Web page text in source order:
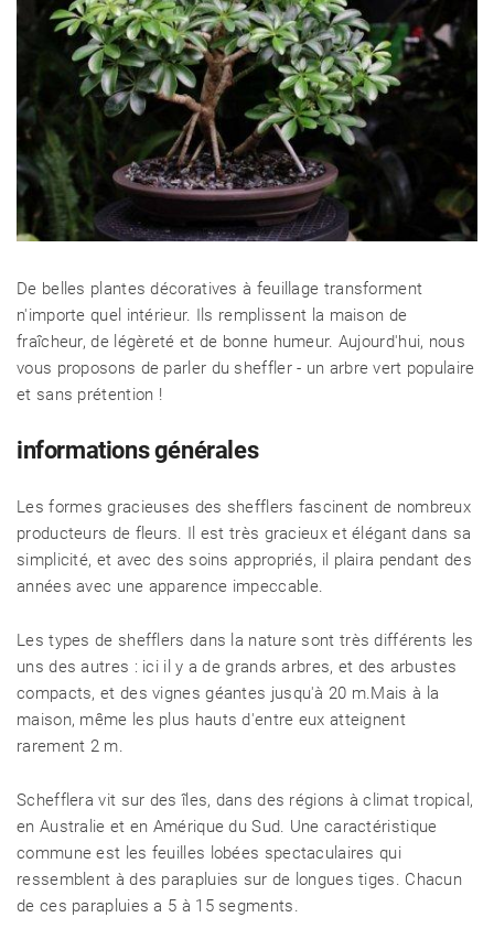
De belles plantes décoratives à feuillage transforment
n'importe quel intérieur. Ils remplissent la maison de
fraîcheur, de légèreté et de bonne humeur. Aujourd'hui, nous
vous proposons de parler du sheffler - un arbre vert populaire
et sans prétention !
informations générales
Les formes gracieuses des shefflers fascinent de nombreux
producteurs de fleurs. Il est très gracieux et élégant dans sa
simplicité, et avec des soins appropriés, il plaira pendant des
années avec une apparence impeccable.
Les types de shefflers dans la nature sont très différents les
uns des autres : ici il y a de grands arbres, et des arbustes
compacts, et des vignes géantes jusqu'à 20 m.Mais à la
maison, même les plus hauts d'entre eux atteignent
rarement 2 m.
Schefflera vit sur des îles, dans des régions à climat tropical,
en Australie et en Amérique du Sud. Une caractéristique
commune est les feuilles lobées spectaculaires qui
ressemblent à des parapluies sur de longues tiges. Chacun
de ces parapluies a 5 à 15 segments.